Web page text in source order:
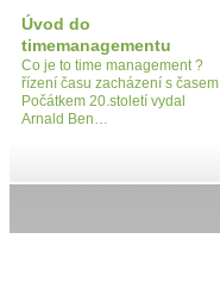
Úvod do
timemanagementu
Co je to time management ?
řízení času zacházení s časem
Počátkem 20.století vydal
Arnald Ben…